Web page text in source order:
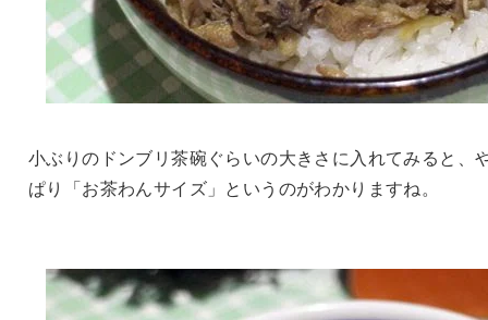
小ぶりのドンブリ茶碗ぐらいの大きさに入れてみると、
ぱり「お茶わんサイズ」というのがわかりますね。